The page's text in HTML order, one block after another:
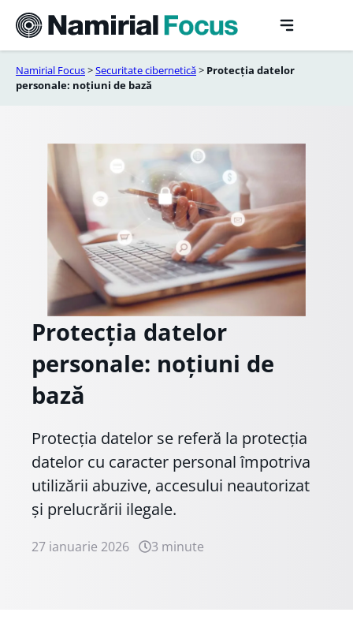
conținut
Namirial Focus>Securitate cibernetică> Protecția datelor
personale: noțiuni de bază
Protecția datelor
personale: noțiuni de
bază
Protecția datelor se referă la protecția
datelor cu caracter personal împotriva
utilizării abuzive, accesului neautorizat
și prelucrării ilegale.
27 ianuarie 2026 3 minute